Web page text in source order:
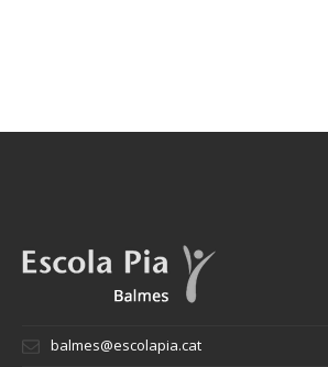
balmes@escolapia.cat